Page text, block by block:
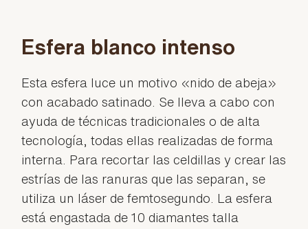
Esfera blanco intenso
Esta esfera luce un motivo «nido de abeja»
con acabado satinado. Se lleva a cabo con
ayuda de técnicas tradicionales o de alta
tecnología, todas ellas realizadas de forma
interna. Para recortar las celdillas y crear las
estrías de las ranuras que las separan, se
utiliza un láser de femtosegundo. La esfera
está engastada de 10 diamantes talla